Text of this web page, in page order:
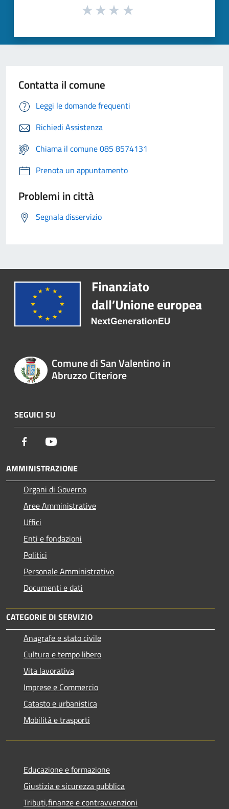
Contatta il comune
Leggi le domande frequenti
Richiedi Assistenza
Chiama il comune 085 8574131
Prenota un appuntamento
Problemi in città
Segnala disservizio
Comune di San Valentino in
Abruzzo Citeriore
SEGUICI SU
Facebook
AMMINISTRAZIONE
Organi di Governo
Aree Amministrative
Uffici
Enti e fondazioni
Politici
Personale Amministrativo
Documenti e dati
CATEGORIE DI SERVIZIO
Anagrafe e stato civile
Cultura e tempo libero
Vita lavorativa
Imprese e Commercio
Catasto e urbanistica
Mobilità e trasporti
Educazione e formazione
Giustizia e sicurezza pubblica
Tributi,finanze e contravvenzioni